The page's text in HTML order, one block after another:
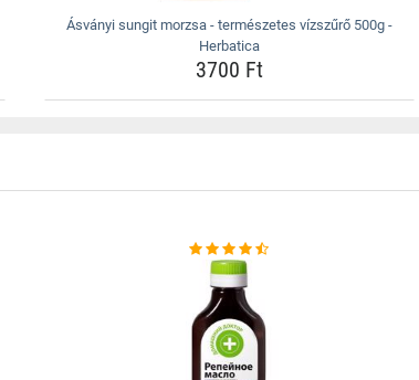
Ásványi sungit morzsa - természetes vízszűrő 500g -
Herbatica
3700 Ft